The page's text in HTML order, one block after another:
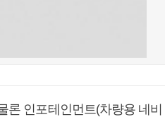
인포테인먼트(차량용 네비